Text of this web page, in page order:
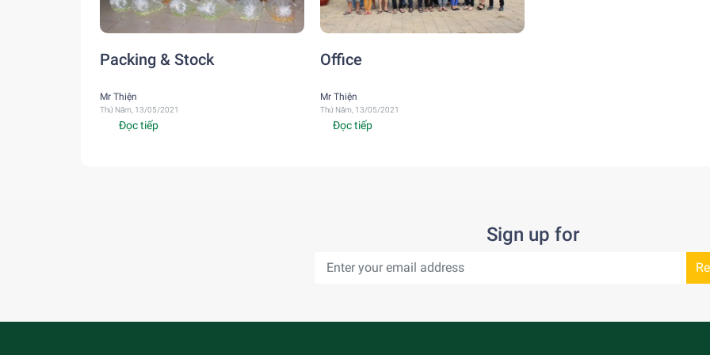
Packing & Stock
Mr Thiện
Thứ Năm, 13/05/2021
Đọc tiếp
Office
Mr Thiện
Thứ Năm, 13/05/2021
Đọc tiếp
Sign up for